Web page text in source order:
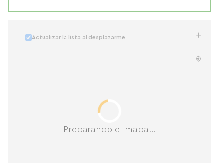
Preparando el mapa...
Actualizar la lista al desplazarme